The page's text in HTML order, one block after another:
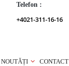
Telefon :
+4021-311-16-16
NOUTĂȚI CONTACT